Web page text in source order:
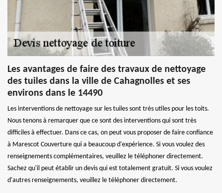
Les avantages de faire des travaux de nettoyage
des tuiles dans la ville de Cahagnolles et ses
environs dans le 14490
Les interventions de nettoyage sur les tuiles sont très utiles pour les toits.
Nous tenons à remarquer que ce sont des interventions qui sont très
difficiles à effectuer. Dans ce cas, on peut vous proposer de faire confiance
à Marescot Couverture qui a beaucoup d'expérience. Si vous voulez des
renseignements complémentaires, veuillez le téléphoner directement.
Sachez qu'il peut établir un devis qui est totalement gratuit. Si vous voulez
d'autres renseignements, veuillez le téléphoner directement.